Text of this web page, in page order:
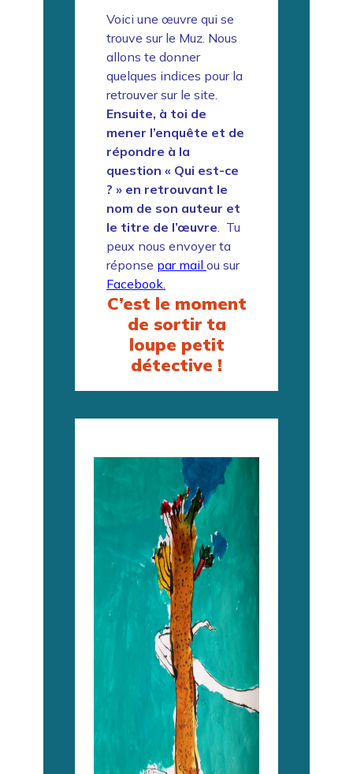
Voici une œuvre qui se
trouve sur le Muz. Nous
allons te donner
quelques indices pour la
retrouver sur le site.
Ensuite, à toi de
mener l’enquête et de
répondre à la
question « Qui est-ce
? » en retrouvant le
nom de son auteur et
le titre de l’œuvre . Tu
peux nous envoyer ta
réponse par mail ou sur
Facebook.
C’est le moment
de sortir ta
loupe petit
détective !